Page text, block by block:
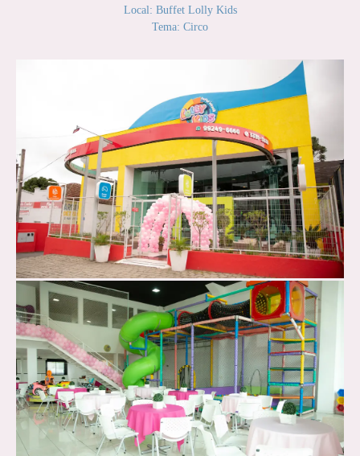
Local: Buffet Lolly Kids
Tema: Circo